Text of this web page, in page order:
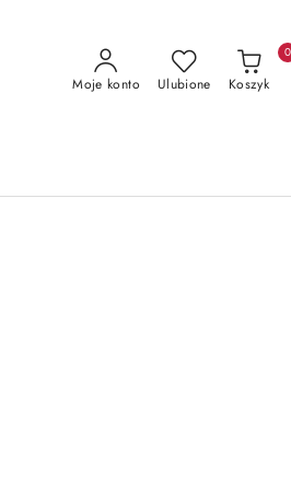
Moje konto Ulubione Koszyk
0